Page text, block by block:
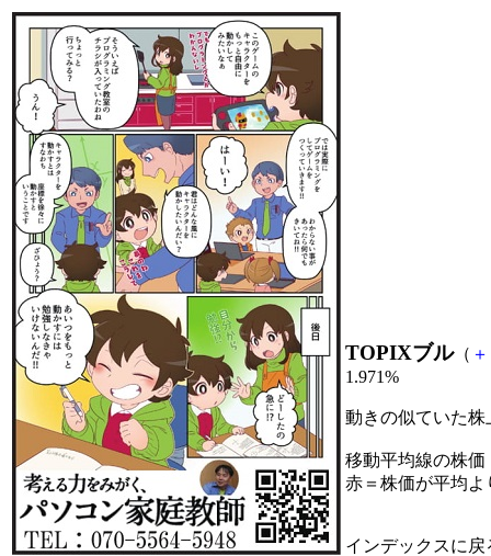
TOPIXブル（ ＋
1.971%
動きの似ていた
移動平均線の株価
赤＝株価が平均
インデックスに戻